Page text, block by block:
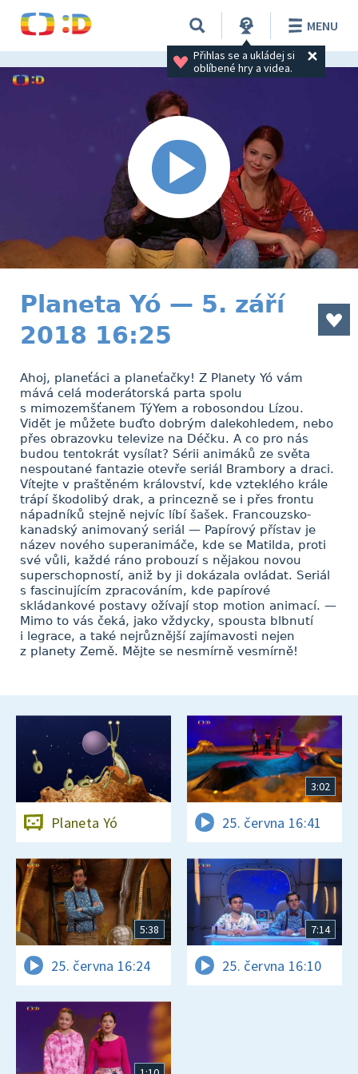
Přihlas se a ukládej si
oblíbené hry a videa.
MENU
Planeta Yó — 5. září
2018 16:25
Ahoj, planeťáci a planeťačky! Z Planety Yó vám
mává celá moderátorská parta spolu
s mimozemšťanem TýYem a robosondou Lízou.
Vidět je můžete buďto dobrým dalekohledem, nebo
přes obrazovku televize na Déčku. A co pro nás
budou tentokrát vysílat? Sérii animáků ze světa
nespoutané fantazie otevře seriál Brambory a draci.
Vítejte v praštěném království, kde vzteklého krále
trápí škodolibý drak, a princezně se i přes frontu
nápadníků stejně nejvíc líbí šašek. Francouzsko-
kanadský animovaný seriál — Papírový přístav je
název nového superanimáče, kde se Matilda, proti
své vůli, každé ráno probouzí s nějakou novou
superschopností, aniž by ji dokázala ovládat. Seriál
s fascinujícím zpracováním, kde papírové
skládankové postavy ožívají stop motion animací. —
Mimo to vás čeká, jako vždycky, spousta blbnutí
i legrace, a také nejrůznější zajímavosti nejen
z planety Země. Mějte se nesmírně vesmírně!
Planeta Yó
3:02
25. června 16:41
5:38
25. června 16:24
7:14
25. června 16:10